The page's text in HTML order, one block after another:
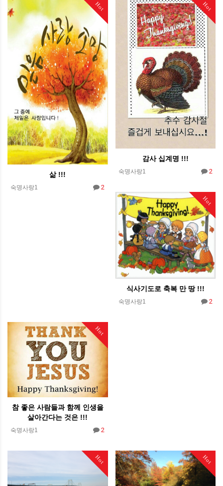
Hot
삶 !!!
숙명사랑1 2
Hot
감사 십계명 !!!
숙명사랑1 2
Hot
식사기도로 축복 만 땅 !!!
숙명사랑1 2
Hot
참 좋은 사람들과 함께 인생을
살아간다는 것은 !!!
숙명사랑1 2
Hot Hot